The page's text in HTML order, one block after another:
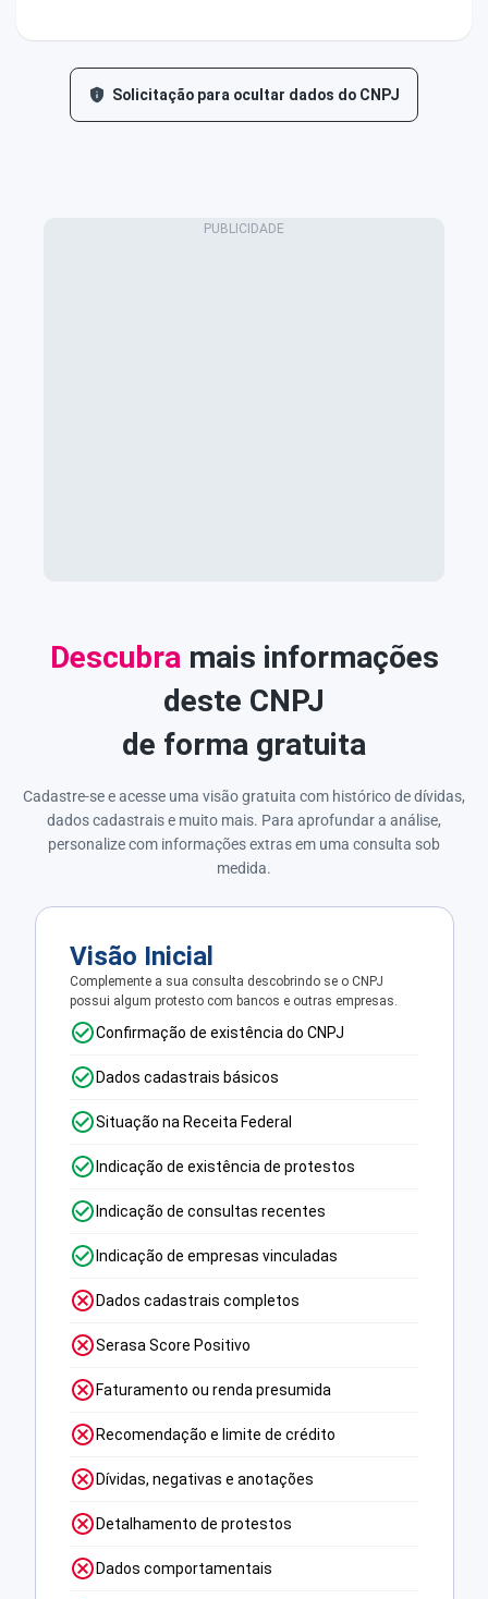
Solicitação para ocultar dados do CNPJ
Descubra mais informações
deste CNPJ
de forma gratuita
Cadastre-se e acesse uma visão gratuita com histórico de dívidas,
dados cadastrais e muito mais. Para aprofundar a análise,
personalize com informações extras em uma consulta sob
medida.
Visão Inicial
Complemente a sua consulta descobrindo se o CNPJ
possui algum protesto com bancos e outras empresas.
Confirmação de existência do CNPJ
Dados cadastrais básicos
Situação na Receita Federal
Indicação de existência de protestos
Indicação de consultas recentes
Indicação de empresas vinculadas
Dados cadastrais completos
Serasa Score Positivo
Faturamento ou renda presumida
Recomendação e limite de crédito
Dívidas, negativas e anotações
Detalhamento de protestos
Dados comportamentais